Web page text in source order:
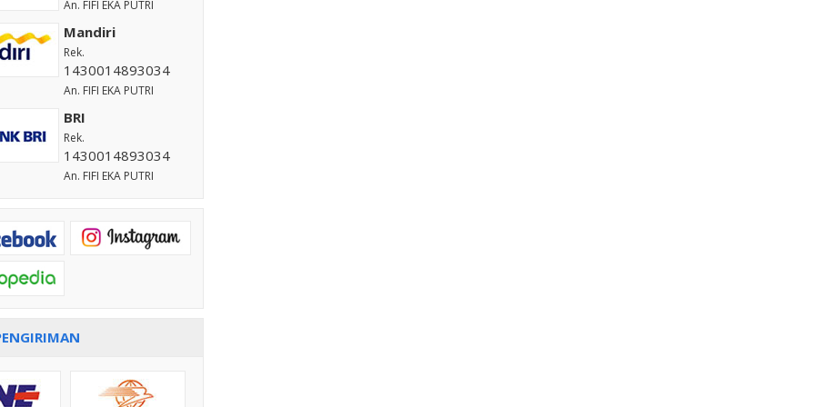
An. FIFI EKA PUTRI
Mandiri
Rek.
1430014893034
An. FIFI EKA PUTRI
BRI
Rek.
1430014893034
An. FIFI EKA PUTRI